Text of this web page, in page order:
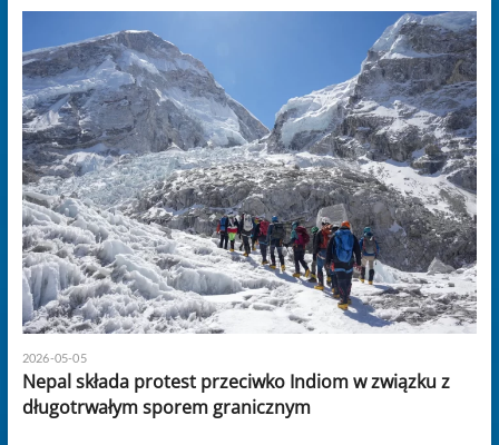
2026-05-05
Nepal składa protest przeciwko Indiom w związku z
długotrwałym sporem granicznym